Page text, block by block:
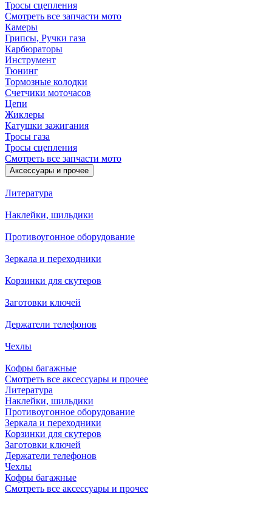
Тросы сцепления
Смотреть все запчасти мото
Камеры
Грипсы, Ручки газа
Карбюраторы
Инструмент
Тюнинг
Тормозные колодки
Счетчики моточасов
Цепи
Жиклеры
Катушки зажигания
Тросы газа
Тросы сцепления
Смотреть все запчасти мото
Аксессуары и прочее
Литература
Наклейки, шильдики
Противоугонное оборудование
Зеркала и переходники
Корзинки для скутеров
Заготовки ключей
Держатели телефонов
Чехлы
Кофры багажные
Смотреть все аксессуары и прочее
Литература
Наклейки, шильдики
Противоугонное оборудование
Зеркала и переходники
Корзинки для скутеров
Заготовки ключей
Держатели телефонов
Чехлы
Кофры багажные
Смотреть все аксессуары и прочее